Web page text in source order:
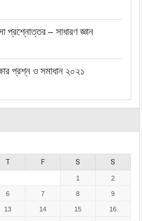
প্রশ্নোত্তর – সাধারণ জ্ঞান
প্রশ্ন ও সমাধান ২০২১
T F S S
1 2
6 7 8 9
13 14 15 16